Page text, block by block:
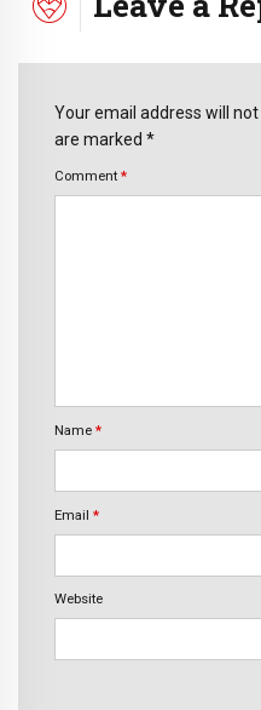
Your email address will
are marked *
Comment *
Name *
Email *
Website